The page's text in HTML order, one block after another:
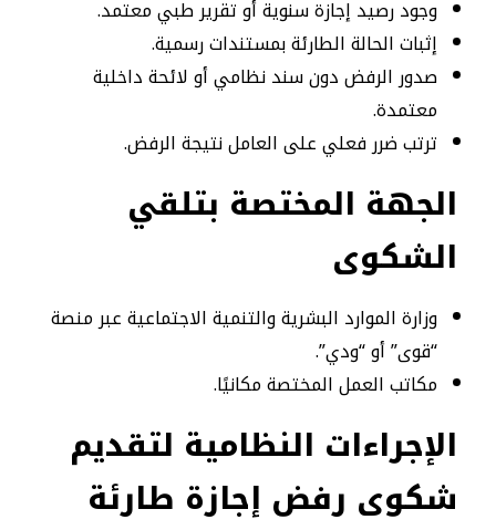
وجود رصيد إجازة سنوية أو تقرير طبي معتمد.
إثبات الحالة الطارئة بمستندات رسمية.
صدور الرفض دون سند نظامي أو لائحة داخلية
معتمدة.
ترتب ضرر فعلي على العامل نتيجة الرفض.
الجهة المختصة بتلقي
الشكوى
وزارة الموارد البشرية والتنمية الاجتماعية عبر منصة
“قوى” أو “ودي”.
مكاتب العمل المختصة مكانيًا.
الإجراءات النظامية لتقديم
شكوى رفض إجازة طارئة